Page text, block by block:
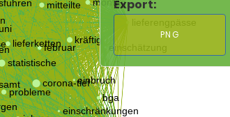
Export:
PNG